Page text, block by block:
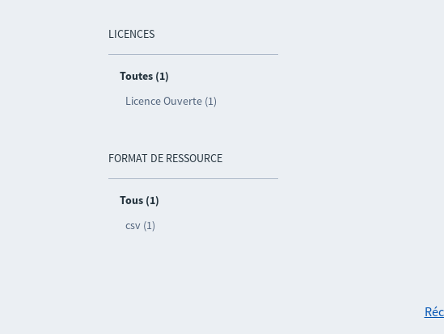
LICENCES
Toutes (1)
Licence Ouverte (1)
FORMAT DE RESSOURCE
Tous (1)
csv (1)